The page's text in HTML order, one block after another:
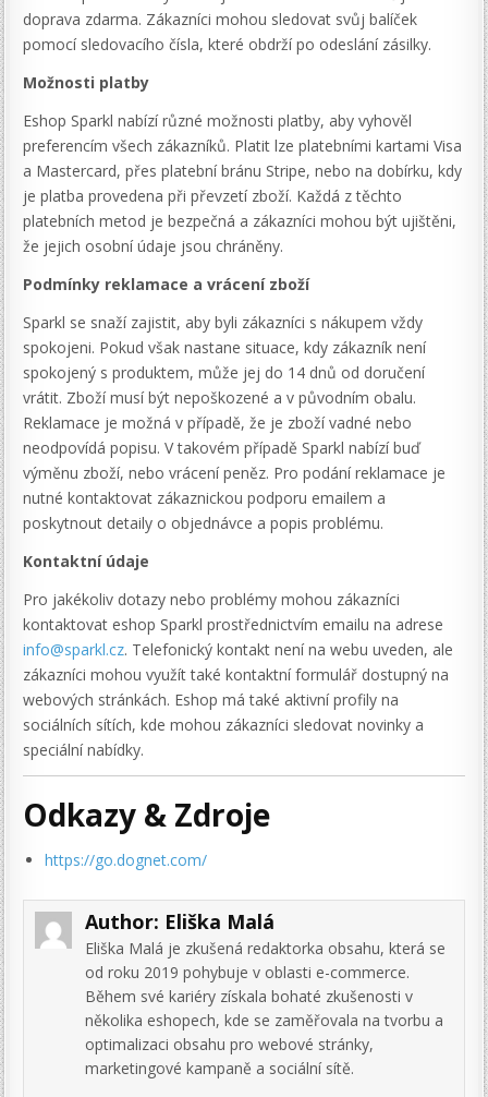
doprava zdarma. Zákazníci mohou sledovat svůj balíček
pomocí sledovacího čísla, které obdrží po odeslání zásilky.
Možnosti platby
Eshop Sparkl nabízí různé možnosti platby, aby vyhověl
preferencím všech zákazníků. Platit lze platebními kartami Visa
a Mastercard, přes platební bránu Stripe, nebo na dobírku, kdy
je platba provedena při převzetí zboží. Každá z těchto
platebních metod je bezpečná a zákazníci mohou být ujištěni,
že jejich osobní údaje jsou chráněny.
Podmínky reklamace a vrácení zboží
Sparkl se snaží zajistit, aby byli zákazníci s nákupem vždy
spokojeni. Pokud však nastane situace, kdy zákazník není
spokojený s produktem, může jej do 14 dnů od doručení
vrátit. Zboží musí být nepoškozené a v původním obalu.
Reklamace je možná v případě, že je zboží vadné nebo
neodpovídá popisu. V takovém případě Sparkl nabízí buď
výměnu zboží, nebo vrácení peněz. Pro podání reklamace je
nutné kontaktovat zákaznickou podporu emailem a
poskytnout detaily o objednávce a popis problému.
Kontaktní údaje
Pro jakékoliv dotazy nebo problémy mohou zákazníci
kontaktovat eshop Sparkl prostřednictvím emailu na adrese
info@sparkl.cz. Telefonický kontakt není na webu uveden, ale
zákazníci mohou využít také kontaktní formulář dostupný na
webových stránkách. Eshop má také aktivní profily na
sociálních sítích, kde mohou zákazníci sledovat novinky a
speciální nabídky.
Odkazy & Zdroje
https://go.dognet.com/
Author: Eliška Malá
Eliška Malá je zkušená redaktorka obsahu, která se
od roku 2019 pohybuje v oblasti e-commerce.
Během své kariéry získala bohaté zkušenosti v
několika eshopech, kde se zaměřovala na tvorbu a
optimalizaci obsahu pro webové stránky,
marketingové kampaně a sociální sítě.